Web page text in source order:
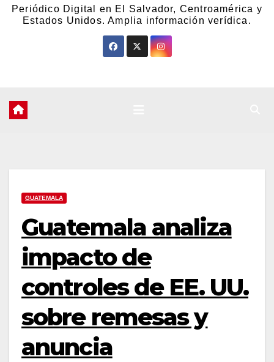
Periódico Digital en El Salvador, Centroamérica y
Estados Unidos. Amplia información verídica.
GUATEMALA
Guatemala analiza
impacto de
controles de EE. UU.
sobre remesas y
anuncia